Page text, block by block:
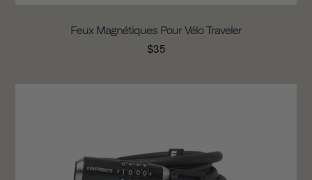
Feux Magnétiques Pour Vélo Traveler
$35